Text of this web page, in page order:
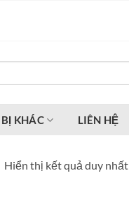
KHÁC LIÊN HỆ
Hiển thị kết quả duy nhất